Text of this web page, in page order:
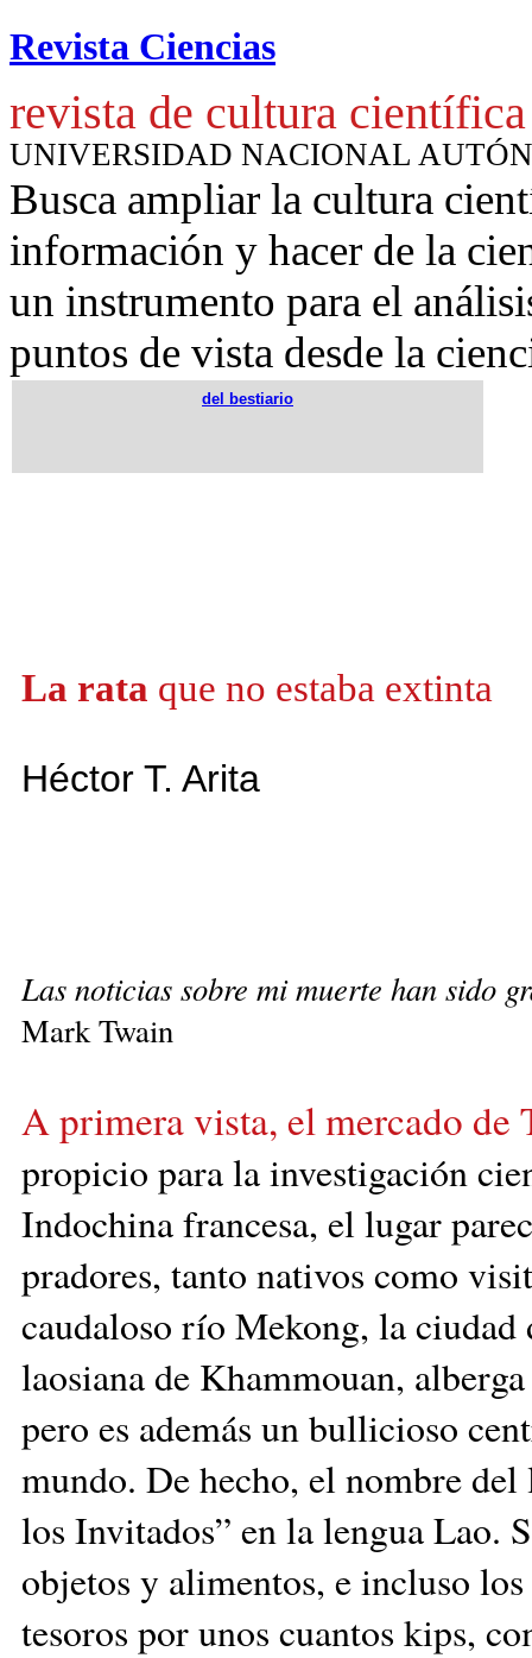
Revista Ciencias
revista de cultura científica
UNIVERSIDAD NACIONAL
Busca ampliar la cultura
información y hacer de la
un instrumento para el
puntos de vista desde la
del bestiario
La rata que no estaba extinta
Héctor T. Arita
Las noticias sobre mi muerte han sido
Mark Twain
A primera vista, el mercado de
propicio para la investi­ga­ción
Indochina francesa, el lugar
pradores, tanto nativos co­mo
caudaloso río Mekong, la
laosiana de Kham­mouan,
pero es además un ­bullicioso
mundo. De hecho, el nombre
los Invitados” en la lengua Lao.
objetos y alimentos, e incluso
tesoros por unos cuantos kips,